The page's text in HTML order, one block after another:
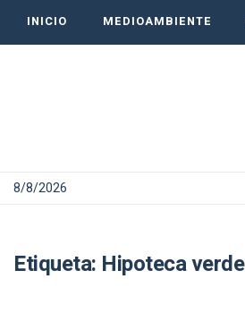
INICIO MEDIOAMBIENTE
8/8/2026
Etiqueta: Hipoteca verde